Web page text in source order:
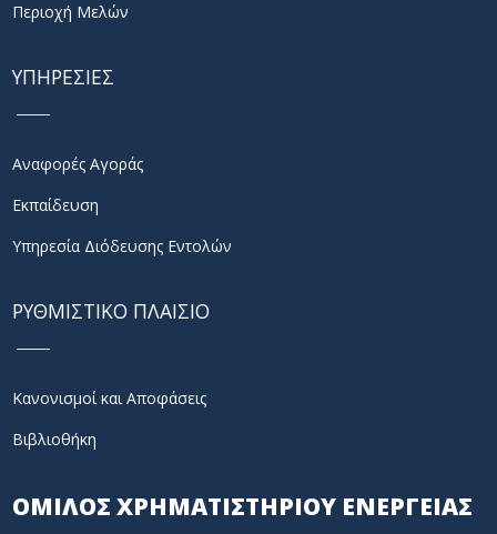
Περιοχή Μελών
ΥΠΗΡΕΣΙΕΣ
Αναφορές Αγοράς
Εκπαίδευση
Υπηρεσία Διόδευσης Εντολών
ΡΥΘΜΙΣΤΙΚΟ ΠΛΑΙΣΙΟ
Κανονισμοί και Αποφάσεις
Βιβλιοθήκη
ΟΜΙΛΟΣ ΧΡΗΜΑΤΙΣΤΗΡΙΟΥ ΕΝΕΡΓΕΙΑΣ